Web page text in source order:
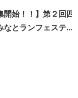
開始！！】第２回四
なとランフェスティ